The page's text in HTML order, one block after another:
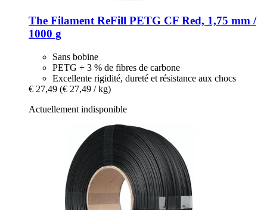
The Filament ReFill PETG CF Red, 1,75 mm /
1000 g
Sans bobine
PETG + 3 % de fibres de carbone
Excellente rigidité, dureté et résistance aux chocs
€ 27,49 (€ 27,49 / kg)
Actuellement indisponible